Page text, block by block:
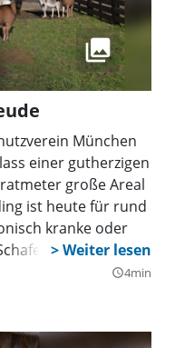
München
einer gutherzigen
große Areal
ist heute für rund
kranke oder
Ponys und
query_builder4min